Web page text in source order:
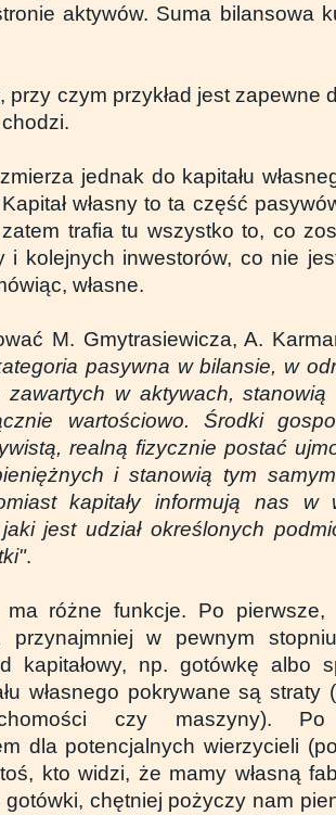
aktywów. Suma bilansowa
przy czym przykład jest zapewne
jednak do kapitału
własny to ta część
trafia tu wszystko to, co
i kolejnych inwestorów, co nie
własne.
M. Gmytrasiewicza, A.
pasywna w bilansie, w
zawartych w aktywach, stanowią
wartościowo. Środki
realną fizycznie postać
i stanowią tym
kapitały informują nas w
jest udział określonych
.
ma różne funkcje. Po
przynajmniej w pewnym
kapitałowy, np. gotówkę albo
własnego pokrywane są straty
czy maszyny).
dla potencjalnych wierzycieli
kto widzi, że mamy własną
chętniej pożyczy nam